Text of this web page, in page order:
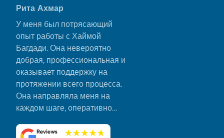
Рита Ахмар
У меня был потрясающий
опыт работы с Хаймой
Багдади. Она невероятно
добрая, профессиональная и
оказывает поддержку на
протяжении всего процесса.
Она направляла меня на
каждом шаге, оперативно
и сделала все гладко и без